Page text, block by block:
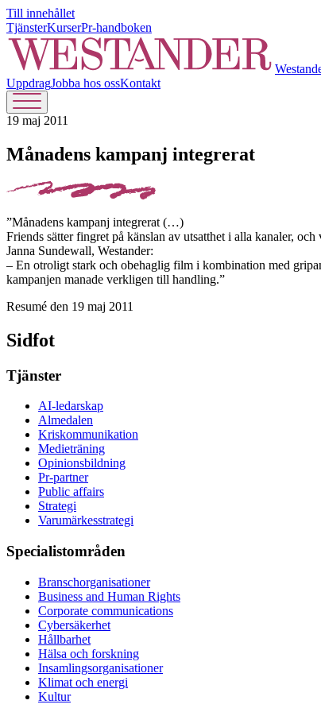
Till innehållet
TjänsterKurserPr-handboken
UppdragJobba hos ossKontakt
19 maj 2011
Månadens kampanj integrerat
”Månadens kampanj integrerat (…)
Friends sätter fingret på känslan av utsatthet i alla kanaler,
Janna Sundewall, Westander:
– En otroligt stark och obehaglig film i kombination med
kampanjen manade verkligen till handling.”
Resumé den 19 maj 2011
Sidfot
Tjänster
AI-ledarskap
Almedalen
Kris­kommunikation
Medieträning
Opinionsbildning
Pr-partner
Public affairs
Strategi
Varumärkesstrategi
Specialistområden
Branschorganisationer
Business and Human Rights
Corporate communications
Cybersäkerhet
Hållbarhet
Hälsa och forskning
Insamlingsorganisationer
Klimat och energi
Kultur